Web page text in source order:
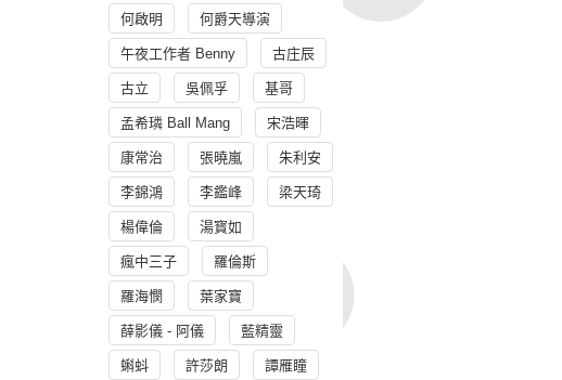
何啟明 何爵天導演
午夜工作者 Benny 古庄辰
古立 吳佩孚 基哥
孟希璘 Ball Mang 宋浩暉
康常治 張曉嵐 朱利安
李錦鴻 李鑑峰 梁天琦
楊偉倫 湯寳如
瘋中三子 羅倫斯
羅海憫 葉家寶
薛影儀 - 阿儀 藍精靈
蝌蚪 許莎朗 譚雁瞳